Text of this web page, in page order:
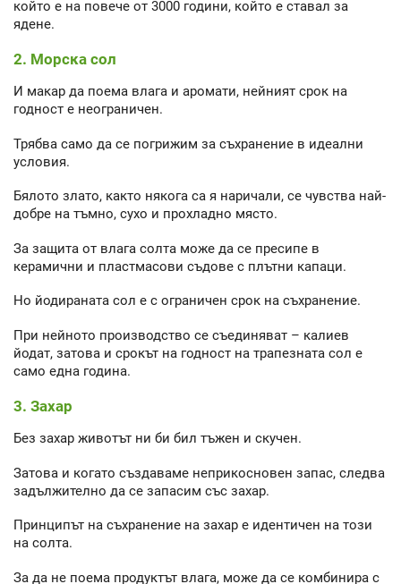
който е на повече от 3000 години, който е ставал за
ядене.
2. Морска сол
И макар да поема влага и аромати, нейният срок на
годност е неограничен.
Трябва само да се погрижим за съхранение в идеални
условия.
Бялото злато, както някога са я наричали, се чувства най-
добре на тъмно, сухо и прохладно място.
За защита от влага солта може да се пресипе в
керамични и пластмасови съдове с плътни капаци.
Но йодираната сол е с ограничен срок на съхранение.
При нейното производство се съединяват – калиев
йодат, затова и срокът на годност на трапезната сол е
само една година.
3. Захар
Без захар животът ни би бил тъжен и скучен.
Затова и когато създаваме неприкосновен запас, следва
задължително да се запасим със захар.
Принципът на съхранение на захар е идентичен на този
на солта.
За да не поема продуктът влага, може да се комбинира с